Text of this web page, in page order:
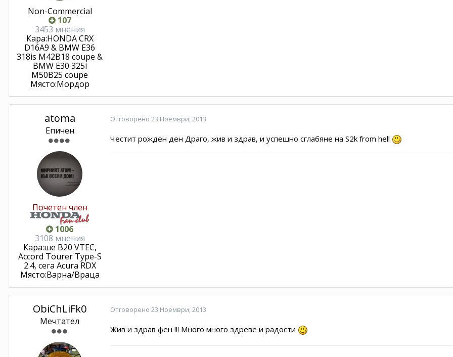
Non-Commercial
107
3453 мнения
Кара:HONDA CRX
D16A9 & BMW E36
318is M42B18 coupe &
BMW E30 325i
M50B25 coupe
Място:Мордор
atoma
Епичен
Почетен член
1006
3108 мнения
Кара:ше B20 VTEC,
Accord Tourer Type-S
2.4, сега Acura RDX
Място:Варна/Враца
Отговорено 23 Ноември, 2013
Честит рожден ден Драго, жив и здрав, и успешно сглабяне на S2k from hell
ObiChLiFk0
Мечтател
Отговорено 23 Ноември, 2013
Жив и здрав фен !!! Много много здреве и радости